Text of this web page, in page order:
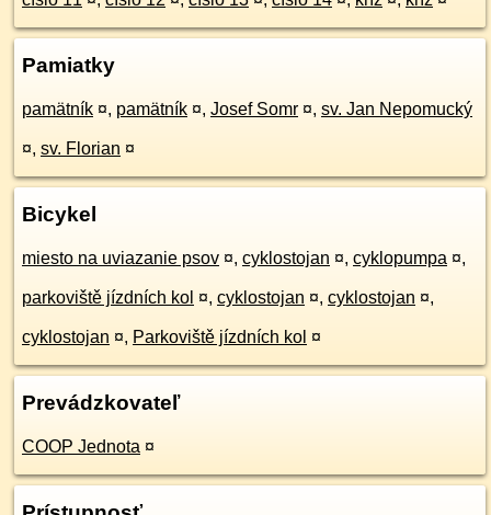
Pamiatky
pamätník ¤, pamätník ¤, Josef Somr ¤, sv. Jan Nepomucký
¤, sv. Florian ¤
Bicykel
miesto na uviazanie psov ¤, cyklostojan ¤, cyklopumpa ¤,
parkoviště jízdních kol ¤, cyklostojan ¤, cyklostojan ¤,
cyklostojan ¤, Parkoviště jízdních kol ¤
Prevádzkovateľ
COOP Jednota ¤